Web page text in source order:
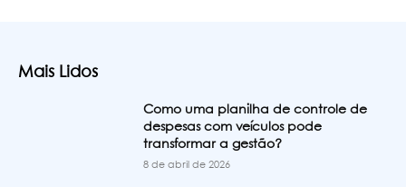
Mais Lidos
Como uma planilha de controle de
despesas com veículos pode
transformar a gestão?
8 de abril de 2026